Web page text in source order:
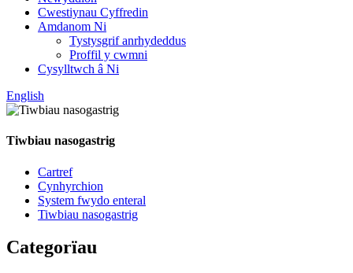
Cwestiynau Cyffredin
Amdanom Ni
Tystysgrif anrhydeddus
Proffil y cwmni
Cysylltwch â Ni
English
Tiwbiau nasogastrig
Cartref
Cynhyrchion
System fwydo enteral
Tiwbiau nasogastrig
Categorïau